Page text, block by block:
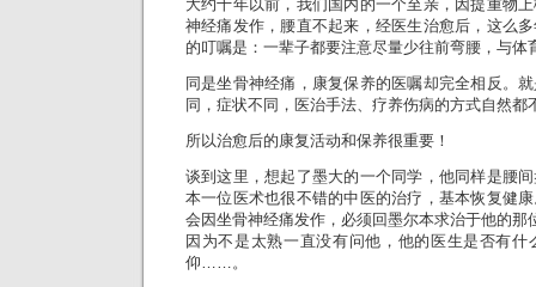
大约十年以前，我们国内的一个至亲，因提重物
神经痛发作，腰直不起来，经医生治愈后，这么
的叮嘱是：一辈子都要注意尽量少往前弯腰，与体
同是坐骨神经痛，康复保养的医嘱却完全相反。
同，症状不同，医治手法、疗养伤病的方式自然都
所以治愈后的康复活动和保养很重要！
谈到这里，想起了墨大的一个同学，他同样是腰
本一位医术也很不错的中医的治疗，基本恢复健
会因坐骨神经痛发作，必须回墨尔本求治于他的那
因为不是太熟一直没有问他，他的医生是否有什
仰……。